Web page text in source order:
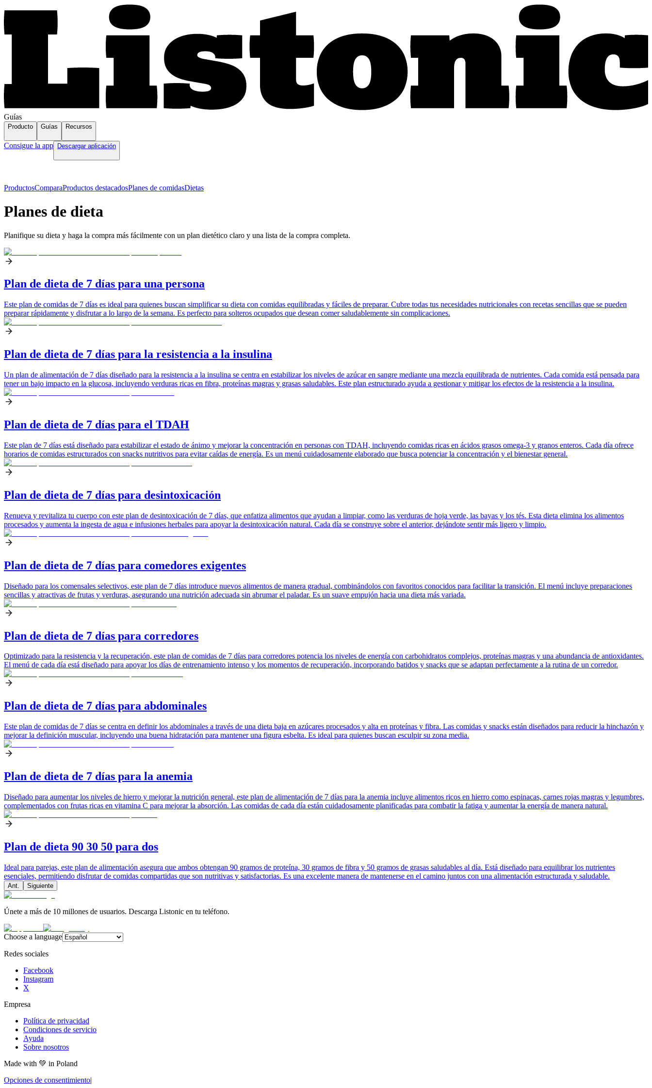
Guías
Producto Guías Recursos
Consigue la app Descargar aplicación
ProductosComparaProductos destacadosPlanes de comidasDietas
Planes de dieta
Planifique su dieta y haga la compra más fácilmente con un plan dietético claro y una lista de la compra completa.
Plan de dieta de 7 días para una persona
Este plan de comidas de 7 días es ideal para quienes buscan simplificar su dieta con comidas equilibradas y fáciles de preparar. Cubre todas tus necesidades nutricionales con recetas sencillas que se pueden
preparar rápidamente y disfrutar a lo largo de la semana. Es perfecto para solteros ocupados que desean comer saludablemente sin complicaciones.
Plan de dieta de 7 días para la resistencia a la insulina
Un plan de alimentación de 7 días diseñado para la resistencia a la insulina se centra en estabilizar los niveles de azúcar en sangre mediante una mezcla equilibrada de nutrientes. Cada comida está pensada para
tener un bajo impacto en la glucosa, incluyendo verduras ricas en fibra, proteínas magras y grasas saludables. Este plan estructurado ayuda a gestionar y mitigar los efectos de la resistencia a la insulina.
Plan de dieta de 7 días para el TDAH
Este plan de 7 días está diseñado para estabilizar el estado de ánimo y mejorar la concentración en personas con TDAH, incluyendo comidas ricas en ácidos grasos omega-3 y granos enteros. Cada día ofrece
horarios de comidas estructurados con snacks nutritivos para evitar caídas de energía. Es un menú cuidadosamente elaborado que busca potenciar la concentración y el bienestar general.
Plan de dieta de 7 días para desintoxicación
Renueva y revitaliza tu cuerpo con este plan de desintoxicación de 7 días, que enfatiza alimentos que ayudan a limpiar, como las verduras de hoja verde, las bayas y los tés. Esta dieta elimina los alimentos
procesados y aumenta la ingesta de agua e infusiones herbales para apoyar la desintoxicación natural. Cada día se construye sobre el anterior, dejándote sentir más ligero y limpio.
Plan de dieta de 7 días para comedores exigentes
Diseñado para los comensales selectivos, este plan de 7 días introduce nuevos alimentos de manera gradual, combinándolos con favoritos conocidos para facilitar la transición. El menú incluye preparaciones
sencillas y atractivas de frutas y verduras, asegurando una nutrición adecuada sin abrumar el paladar. Es un suave empujón hacia una dieta más variada.
Plan de dieta de 7 días para corredores
Optimizado para la resistencia y la recuperación, este plan de comidas de 7 días para corredores potencia los niveles de energía con carbohidratos complejos, proteínas magras y una abundancia de antioxidantes.
El menú de cada día está diseñado para apoyar los días de entrenamiento intenso y los momentos de recuperación, incorporando batidos y snacks que se adaptan perfectamente a la rutina de un corredor.
Plan de dieta de 7 días para abdominales
Este plan de comidas de 7 días se centra en definir los abdominales a través de una dieta baja en azúcares procesados y alta en proteínas y fibra. Las comidas y snacks están diseñados para reducir la hinchazón y
mejorar la definición muscular, incluyendo una buena hidratación para mantener una figura esbelta. Es ideal para quienes buscan esculpir su zona media.
Plan de dieta de 7 días para la anemia
Diseñado para aumentar los niveles de hierro y mejorar la nutrición general, este plan de alimentación de 7 días para la anemia incluye alimentos ricos en hierro como espinacas, carnes rojas magras y legumbres,
complementados con frutas ricas en vitamina C para mejorar la absorción. Las comidas de cada día están cuidadosamente planificadas para combatir la fatiga y aumentar la energía de manera natural.
Plan de dieta 90 30 50 para dos
Ideal para parejas, este plan de alimentación asegura que ambos obtengan 90 gramos de proteína, 30 gramos de fibra y 50 gramos de grasas saludables al día. Está diseñado para equilibrar los nutrientes
esenciales, permitiendo disfrutar de comidas compartidas que son nutritivas y satisfactorias. Es una excelente manera de mantenerse en el camino juntos con una alimentación estructurada y saludable.
Ant. Siguiente
Únete a más de 10 millones de usuarios. Descarga Listonic en tu teléfono.
Choose a language
Redes sociales
Facebook
Instagram
X
Empresa
Política de privacidad
Condiciones de servicio
Ayuda
Sobre nosotros
Made with 💚 in Poland
Opciones de consentimiento|